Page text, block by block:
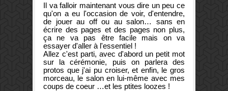
Il va falloir maintenant vous dire un peu ce
qu'on a eu l'occasion de voir, d'entendre,
de jouer au off ou au salon… sans en
écrire des pages et des pages non plus,
ça ne va pas être facile mais on va
essayer d'aller à l'essentiel !
Allez c'est parti, avec d'abord un petit mot
sur la cérémonie, puis on parlera des
protos que j'ai pu croiser, et enfin, le gros
morceau, le salon en lui-même avec mes
coups de coeur …et les ptites loozes !